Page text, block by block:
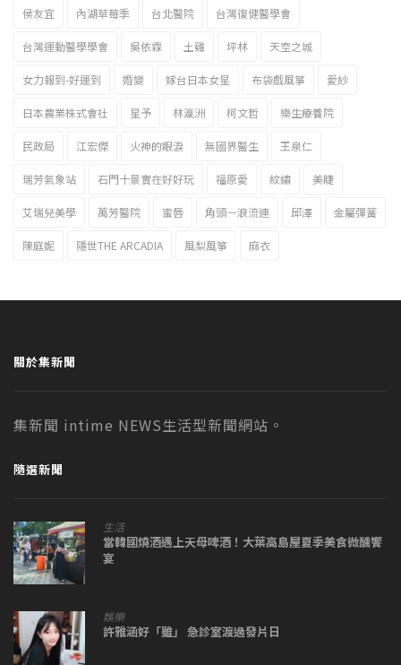
侯友宜 內湖草莓季 台北醫院 台灣復健醫學會
台灣運動醫學學會 吳依霖 土雞 坪林 天空之城
女力報到-好運到 婚變 嫁台日本女星 布袋戲風箏 愛紗
日本農業株式會社 星予 林瀛洲 柯文哲 樂生療養院
民政局 江宏傑 火神的眼淚 無國界醫生 王泉仁
瑞芳氣象站 石門十景實在好好玩 福原愛 紋繡 美睫
艾瑞兒美學 萬芳醫院 蜜唇 角頭－浪流連 邱澤 金屬彈簧
陳庭妮 隱世THE ARCADIA 風梨風箏 麻衣
關於集新聞
集新聞 intime NEWS生活型新聞網站。
隨選新聞
生活
當韓國燒酒遇上天母啤酒！大葉高島屋夏季美食微醺饗
宴
娛樂
許雅涵好「雖」 急診室渡過發片日